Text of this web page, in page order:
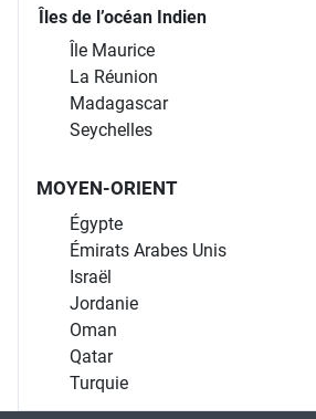
Îles de l’océan Indien
Île Maurice
La Réunion
Madagascar
Seychelles
MOYEN-ORIENT
Égypte
Émirats Arabes Unis
Israël
Jordanie
Oman
Qatar
Turquie